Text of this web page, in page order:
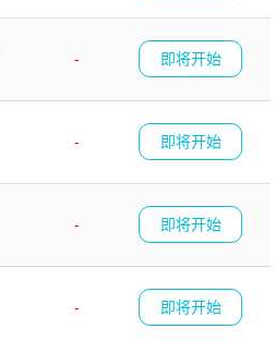
-
即将开始
-
即将开始
-
即将开始
-
即将开始